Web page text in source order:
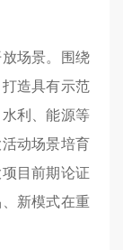
场景。围绕
造具有示范
利、能源等
动场景培育
目前期论证
新模式在重